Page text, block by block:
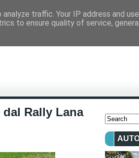
Rally Lana
traffic. Your IP address and
to ensure quality of service,